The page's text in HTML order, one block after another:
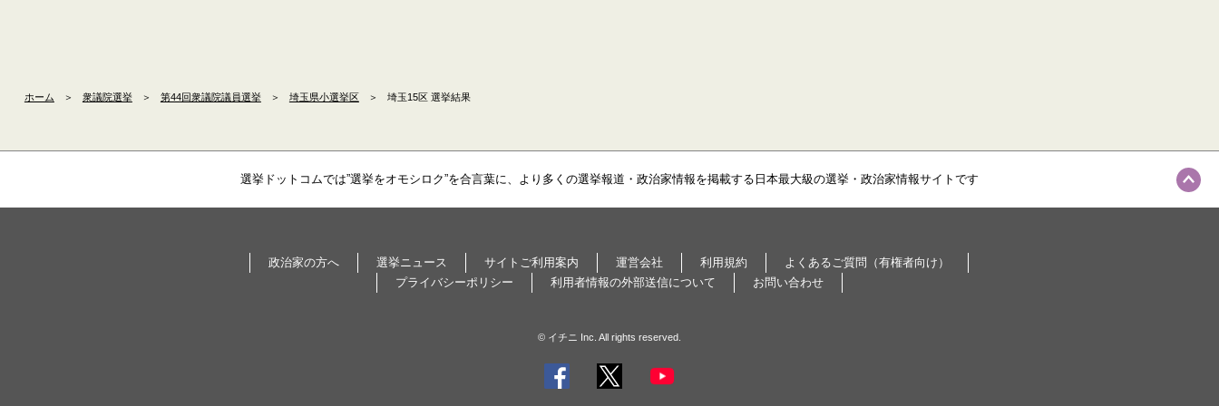
ホーム ＞ 衆議院選挙 ＞ 第44回衆議院議員選挙 ＞ 埼玉県小選挙区 ＞ 埼玉15区 選挙結果
選挙ドットコムでは”選挙をオモシロク”を合言葉に、より多くの選挙報道・政治家情報を掲載する日本最大級の選挙・政治家情報サイトです
政治家の方へ 選挙ニュース サイトご利用案内 運営会社 利用規約
よくあるご質問（有権者向け）
プライバシーポリシー
利用者情報の外部送信について お問い合わせ
© イチニ Inc. All rights reserved.